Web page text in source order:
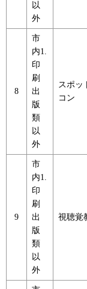
以
外
8
市
内1.
印
刷
出
版
類
以
外
スポッ
コン
9
市
内1.
印
刷
出
版
類
以
外
視聴覚